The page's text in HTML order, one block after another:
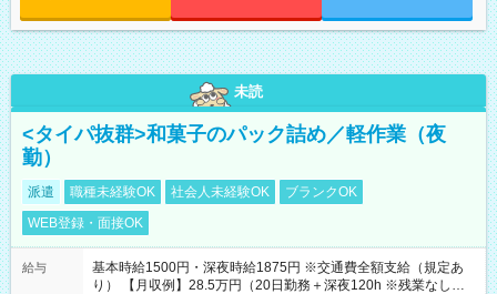
未読
<タイパ抜群>和菓子のパック詰め／軽作業（夜
勤）
派遣 職種未経験OK 社会人未経験OK
ブランクOK
WEB登録・面接OK
給与
基本時給1500円・深夜時給1875円 ※交通費全額支給（規定あ
り） 【月収例】28.5万円（20日勤務＋深夜120h ※残業なしの場